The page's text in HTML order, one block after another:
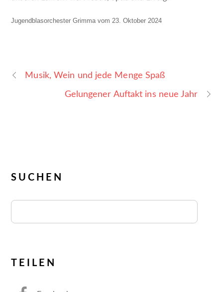
Jugendblasorchester Grimma vom 23. Oktober 2024
Musik, Wein und jede Menge Spaß
Gelungener Auftakt ins neue Jahr
SUCHEN
TEILEN